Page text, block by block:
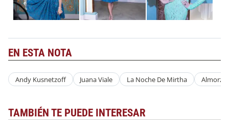
EN ESTA NOTA
Andy Kusnetzoff Juana Viale La Noche De Mirtha
TAMBIÉN TE PUEDE INTERESAR